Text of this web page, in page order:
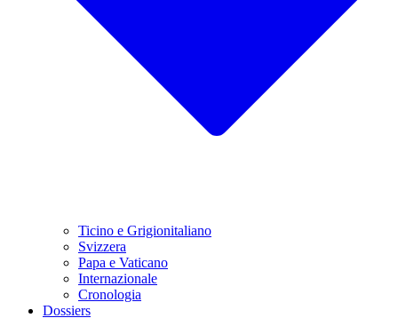
Ticino e Grigionitaliano
Svizzera
Papa e Vaticano
Internazionale
Cronologia
Dossiers